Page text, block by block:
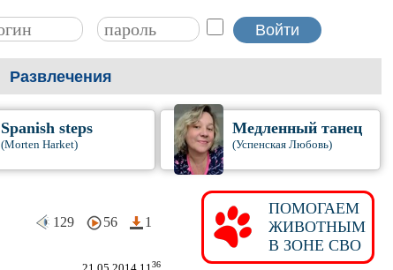
Развлечения
Spanish steps
(Morten Harket)
Медленный танец
(Успенская Любовь)
129 56 1
36
ПОМОГАЕМ
ЖИВОТНЫМ
В ЗОНЕ СВО